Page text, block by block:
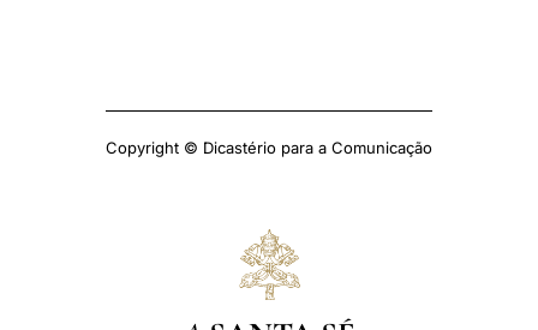
Copyright © Dicastério para a Comunicação